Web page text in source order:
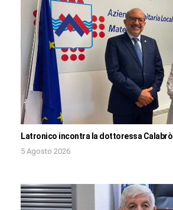
Latronico incontra la dottoressa Calabrò
5 Agosto 2026